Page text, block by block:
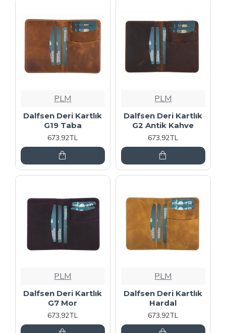
PLM
Dalfsen Deri Kartlık
G19 Taba
673,92TL
PLM
Dalfsen Deri Kartlık
G2 Antik Kahve
673,92TL
PLM
Dalfsen Deri Kartlık
G7 Mor
673,92TL
PLM
Dalfsen Deri Kartlık
Hardal
673,92TL